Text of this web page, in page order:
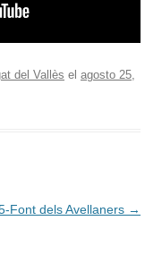
del Vallès el agosto 25,
Font dels Avellaners →